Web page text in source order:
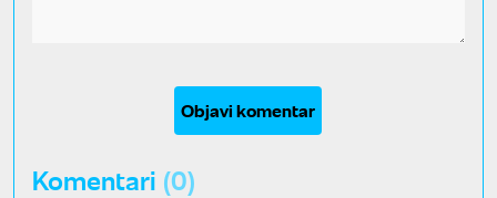
Objavi komentar
Komentari (0)